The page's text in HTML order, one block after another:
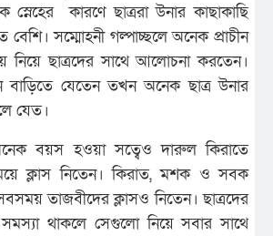
স্নেহের কারণে ছাত্ররা উনার কাছাকাছি
সম্মোহনী গল্পাচ্ছলে অনেক প্রাচীন
নিয়ে ছাত্রদের সাথে আলোচনা করতেন।
যেতেন তখন অনেক ছাত্র উনার
যেত।
বয়স হওয়া সত্বেও দারুল কিরাতে
ক্লাস নিতেন। কিরাত, মশক ও সবক
তাজবীদের ক্লাসও নিতেন। ছাত্রদের
থাকলে সেগুলো নিয়ে সবার সাথে